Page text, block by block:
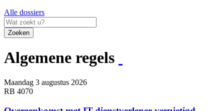
Alle dossiers
Zoeken
Algemene regels
Maandag 3 augustus 2026
RB 4070